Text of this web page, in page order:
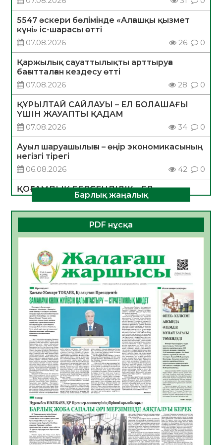
5547 әскери бөлімінде «Алғашқы қызмет
күні» іс-шарасы өтті
07.08.2026
26 0
Қаржылық сауаттылықты арттыруға
бағытталған кездесу өтті
07.08.2026
28 0
ҚҰРЫЛТАЙ САЙЛАУЫ – ЕЛ БОЛАШАҒЫ
ҮШІН ЖАУАПТЫ ҚАДАМ
07.08.2026
34 0
Ауыл шаруашылығы – өңір экономикасының
негізгі тірегі
06.08.2026
42 0
ҚОҒАМДЫҚ БЕЛСЕНДІЛІК – ЕЛ
ДАМУЫНЫҢ НЕГІЗІ
06.08.2026
39 0
ҚҰРЫЛТАЙ САЙЛАУЫ – БОЛАШАҚҚА
06.08.2026
Инфекциялық ауруларға қарсы иммундау
жұмыстарының тиімділігі
06.08.2026
44
Көкжөтел ауруы туралы
06.08.2026
39
АПВ вакцинасы туралы мәлімет
06.08.2026
39
Open Air: Қызылорда облысы полиция
департаменті 20 мыңнан астам
көрерменнің қауіпсіздігін қамтамасыз етті
06.08.2026
51
ҚЫЗЫЛОРДАДА «САНАЛЫ ҰРПАҚ –
ЖАРҚЫН БОЛАШАҚ» АТТЫ КЕҢЕЙТІЛГЕН
Барлық жаңалық
PDF нұсқа